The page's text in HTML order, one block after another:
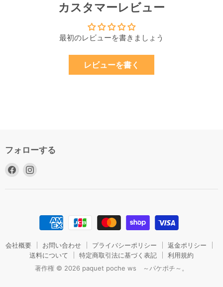
カスタマーレビュー
最初のレビューを書きましょう
レビューを書く
フォローする
Facebook
だ
だ
さ
い
会社概要 お問い合わせ プライバシーポリシー
返金ポリシー
送料について
特定商取引法に基づく表記
利用規約
著作権 © 2026 paquet poche ws ～パケポチ～。